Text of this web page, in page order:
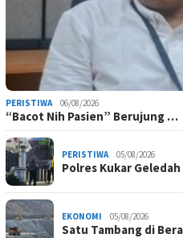
PERISTIWA 06/08/2026
“Bacot Nih Pasien” Berujung …
PERISTIWA 05/08/2026
Polres Kukar
EKONOMI 05/08/2026
Satu Tambang di